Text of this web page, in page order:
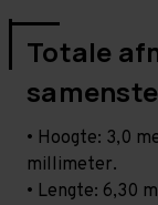
Totale
• Hoogte: 3,0
millimeter.
• Lengte: 6,30